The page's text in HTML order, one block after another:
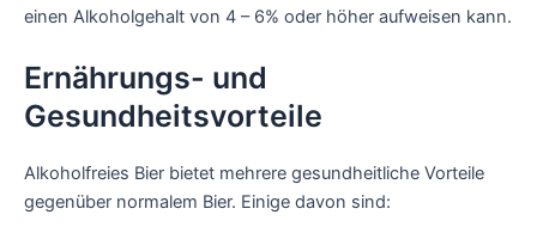
einen Alkoholgehalt von 4 – 6% oder höher aufweisen kann.
Ernährungs- und
Gesundheitsvorteile
Alkoholfreies Bier bietet mehrere gesundheitliche Vorteile
gegenüber normalem Bier. Einige davon sind: